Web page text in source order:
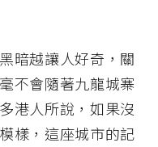
暗越讓人好奇，關
不會隨著九龍城寨
港人所說，如果沒
樣，這座城市的記